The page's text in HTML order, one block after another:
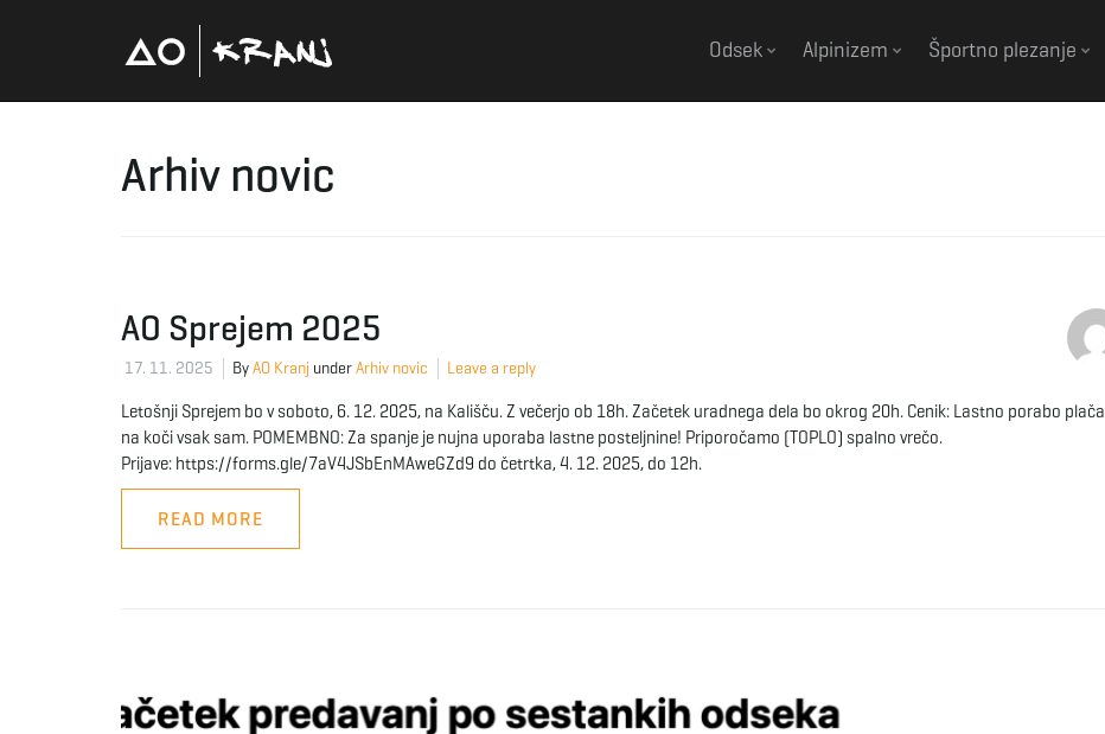
Odsek Alpinizem Športno plezanje
Arhiv novic
AO Sprejem 2025
17. 11. 2025 ByAO Kranj underArhiv novic Leave a reply
Letošnji Sprejem bo v soboto, 6. 12. 2025, na Kališču. Z večerjo ob 18h. Začetek uradnega dela bo okrog 20h. Cenik: Lastno porabo plača
na koči vsak sam. POMEMBNO: Za spanje je nujna uporaba lastne posteljnine! Priporočamo (TOPLO) spalno vrečo.
Prijave: https://forms.gle/7aV4JSbEnMAweGZd9 do četrtka, 4. 12. 2025, do 12h.
READ MORE